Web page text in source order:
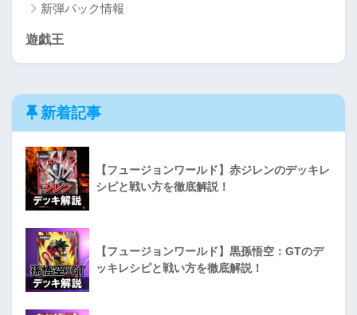
新弾パック情報
遊戯王
新着記事
【フュージョンワールド】赤ジレンのデッキレ
シピと戦い方を徹底解説！
【フュージョンワールド】黒孫悟空：GTのデ
ッキレシピと戦い方を徹底解説！